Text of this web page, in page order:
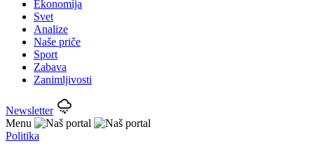
Ekonomija
Svet
Analize
Naše priče
Sport
Zabava
Zanimljivosti
Newsletter
Menu
Politika